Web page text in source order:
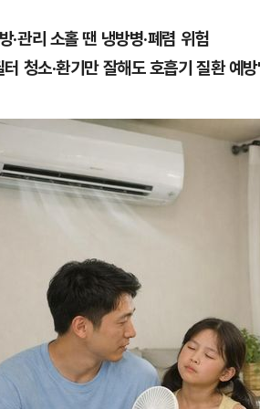
·관리 소홀 땐 냉방병·폐렴 위험
청소·환기만 잘해도 호흡기 질환 예